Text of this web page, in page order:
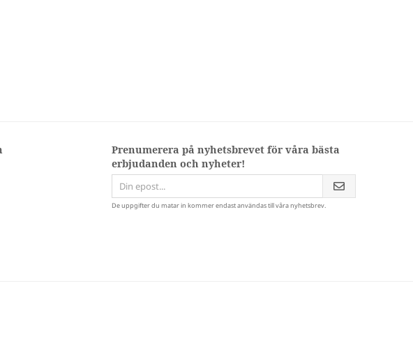
Prenumerera på nyhetsbrevet för våra bästa
erbjudanden och nyheter!
De uppgifter du matar in kommer endast användas till våra nyhetsbrev.